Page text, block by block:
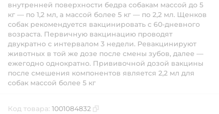
внутренней поверхности бедра собакам массой до 5
кг — по 1,2 мл, а массой более 5 кг — по 2,2 мл. Щенков
собак рекомендуется вакцинировать с 60-дневного
возраста. Первичную вакцинацию проводят
двукратно с интервалом 3 недели. Ревакцинируют
животных в той же дозе после смены зубов, далее —
ежегодно однократно. Прививочной дозой вакцины
после смешения компонентов является 2,2 мл для
собак массой более 5 кг
Код товара: 1001084832